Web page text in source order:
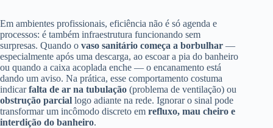
Em ambientes profissionais, eficiência não é só agenda e
processos: é também infraestrutura funcionando sem
surpresas. Quando o vaso sanitário começa a borbulhar —
especialmente após uma descarga, ao escoar a pia do banheiro
ou quando a caixa acoplada enche — o encanamento está
dando um aviso. Na prática, esse comportamento costuma
indicarfalta de ar na tubulação (problema de ventilação) ou
obstrução parcial logo adiante na rede. Ignorar o sinal pode
transformar um incômodo discreto em refluxo, mau cheiro e
interdição do banheiro.